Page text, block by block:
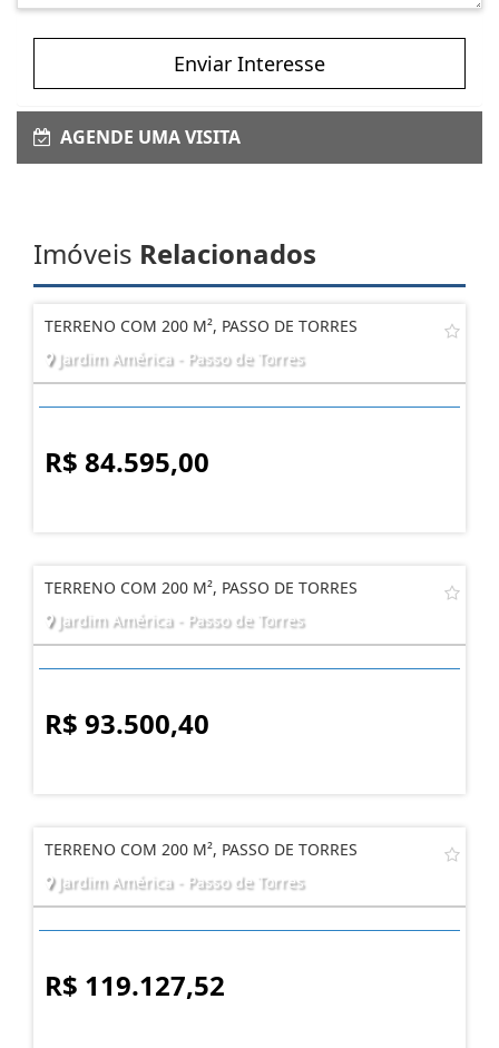
Enviar Interesse
AGENDE UMA VISITA
Imóveis Relacionados
TERRENO COM 200 M², PASSO DE TORRES
Jardim América - Passo de Torres
R$ 84.595,00
TERRENO COM 200 M², PASSO DE TORRES
Jardim América - Passo de Torres
R$ 93.500,40
TERRENO COM 200 M², PASSO DE TORRES
Jardim América - Passo de Torres
R$ 119.127,52